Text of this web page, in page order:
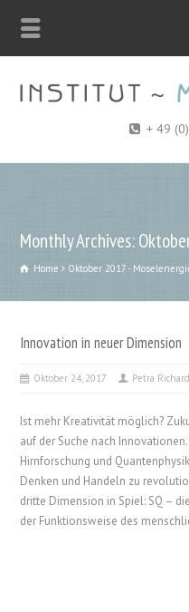
+ 49
Monthly Archives:
Home Oktober 2017 -
Innovation in neuer Dimension
Oktober 24, 2017 Petra Richard
Ist mehr Kreativität möglich?
auf der Suche nach
Hirnforschung und
Denken und Handeln zu
dritte Dimension in Spiel: SQ –
der Funktionsweise des